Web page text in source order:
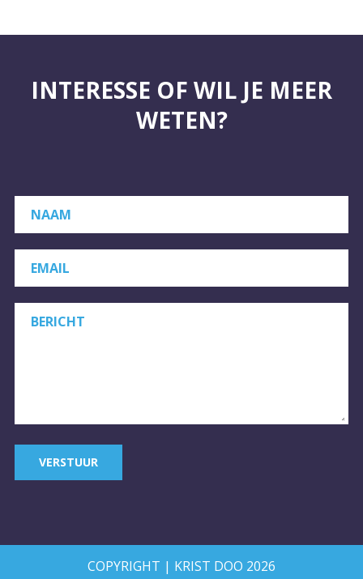
INTERESSE OF WIL JE MEER
WETEN?
VERSTUUR
COPYRIGHT | KRIST DOO 2026